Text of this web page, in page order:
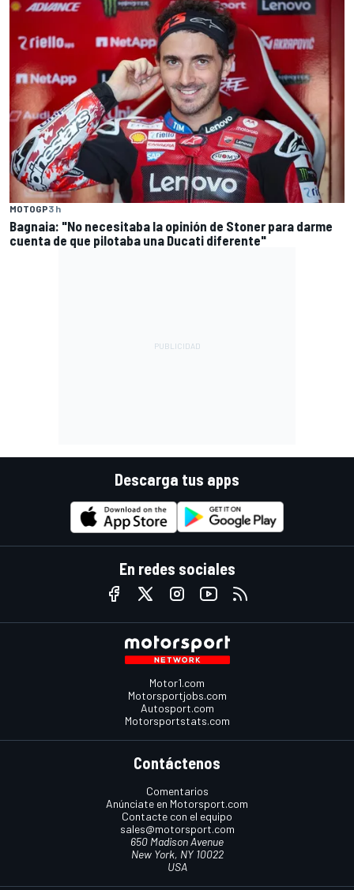
MOTOGP3 h
Bagnaia: "No necesitaba la opinión de Stoner para darme
cuenta de que pilotaba una Ducati diferente"
Descarga tus apps
En redes sociales
Motor1.com
Motorsportjobs.com
Autosport.com
Motorsportstats.com
Contáctenos
Comentarios
Anúnciate en Motorsport.com
Contacte con el equipo
sales@motorsport.com
650 Madison Avenue
New York, NY 10022
USA